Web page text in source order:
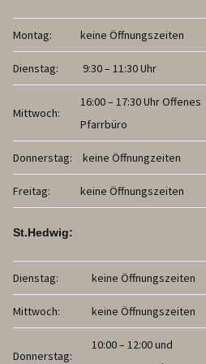
Montag: keine Öffnungszeiten
Dienstag: 9:30 – 11:30 Uhr
Mittwoch:
16:00 – 17:30 Uhr Offenes
Pfarrbüro
Donnerstag: keine Öffnungzeiten
Freitag: keine Öffnungszeiten
St.Hedwig:
Dienstag: keine Öffnungszeiten
Mittwoch: keine Öffnungszeiten
Donnerstag:
10:00 – 12:00 und